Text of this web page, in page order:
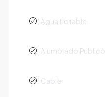
Agua Potable
Alumbrado Público
Cable